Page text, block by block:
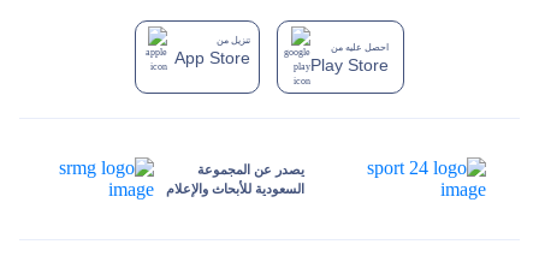
يصدر عن المجموعة
السعودية للأبحاث والإعلام
تنزيل من
App Store
احصل عليه من
Play Store